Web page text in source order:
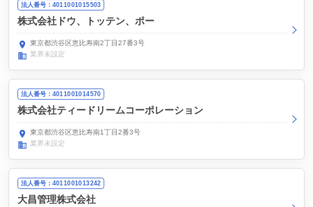
法人番号：4011001015503
株式会社ドウ、トッテン、ポー
東京都渋谷区恵比寿南2丁目27番3号
業界未設定
法人番号：4011001014570
株式会社ティードリームコーポレーション
東京都渋谷区恵比寿南1丁目2番3号
業界未設定
法人番号：4011001013242
大昌管理株式会社